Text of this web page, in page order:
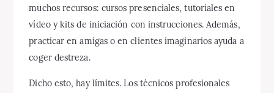
muchos recursos: cursos presenciales, tutoriales en
vídeo y kits de iniciación con instrucciones. Además,
practicar en amigas o en clientes imaginarios ayuda a
coger destreza.
Dicho esto, hay límites. Los técnicos profesionales